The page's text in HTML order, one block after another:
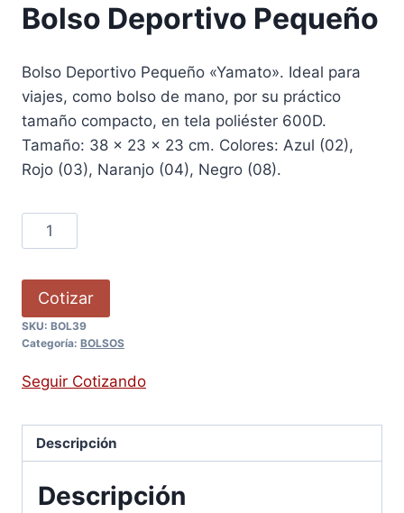
Bolso Deportivo Pequeño
Bolso Deportivo Pequeño «Yamato». Ideal para
viajes, como bolso de mano, por su práctico
tamaño compacto, en tela poliéster 600D.
Tamaño: 38 x 23 x 23 cm. Colores: Azul (02),
Rojo (03), Naranjo (04), Negro (08).
Cotizar
SKU: BOL39
Categoría: BOLSOS
Seguir Cotizando
Descripción
Descripción